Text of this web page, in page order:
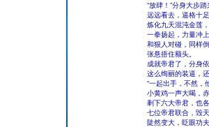
“放肆！”分身大步
远远看去，逼格十
炼化九天混沌金莲
一拳扬起，力量冲
和狠人对碰，同样
张悬捂住额头。
成就帝君了，分身
这么绚丽的装逼，
“一起出手，不然
小黄鸡一声大喝，
剩下六大帝君，也
七位帝君联合，毁
陡然变大，眨眼功